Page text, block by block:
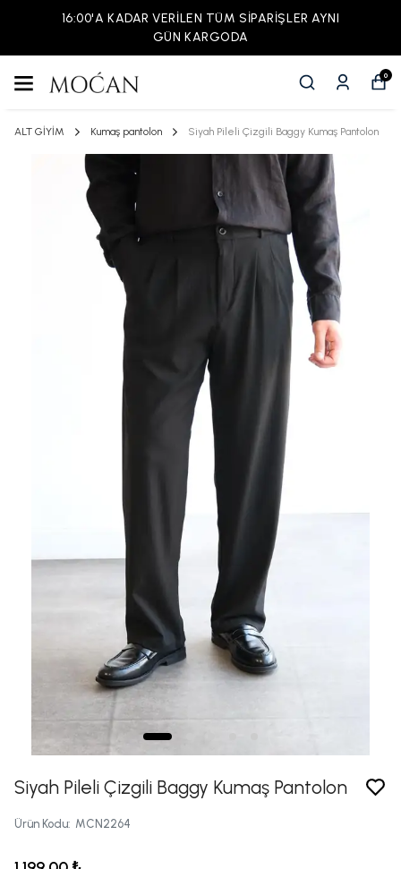
16:00'A KADAR VERİLEN TÜM SİPARİŞLER AYNI
GÜN KARGODA
0
ALT GİYİM Kumaş pantolon Siyah Pileli Çizgili Baggy Kumaş Pantolon
Siyah Pileli Çizgili Baggy Kumaş Pantolon
Ürün Kodu: MCN2264